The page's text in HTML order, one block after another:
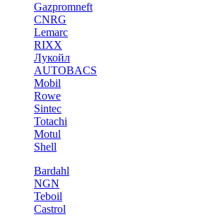
Gazpromneft
CNRG
Lemarc
RIXX
Лукойл
AUTOBACS
Mobil
Rowe
Sintec
Totachi
Motul
Shell
Bardahl
NGN
Teboil
Castrol